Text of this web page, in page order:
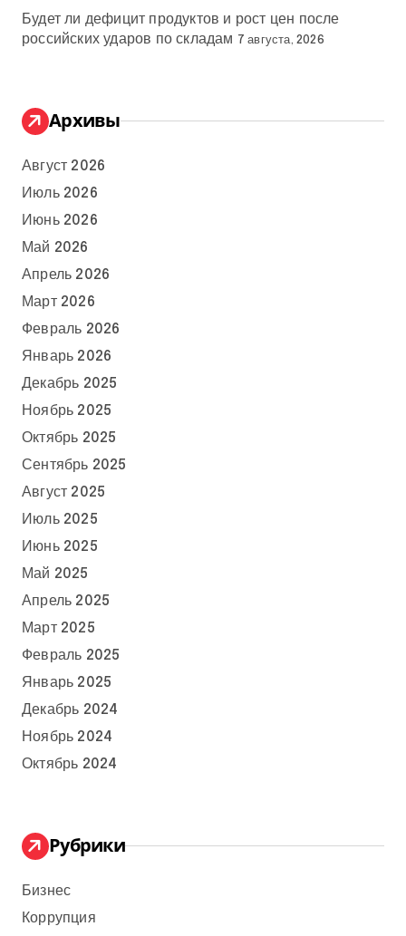
Будет ли дефицит продуктов и рост цен после
российских ударов по складам 7 августа, 2026
Архивы
Август 2026
Июль 2026
Июнь 2026
Май 2026
Апрель 2026
Март 2026
Февраль 2026
Январь 2026
Декабрь 2025
Ноябрь 2025
Октябрь 2025
Сентябрь 2025
Август 2025
Июль 2025
Июнь 2025
Май 2025
Апрель 2025
Март 2025
Февраль 2025
Январь 2025
Декабрь 2024
Ноябрь 2024
Октябрь 2024
Рубрики
Бизнес
Коррупция